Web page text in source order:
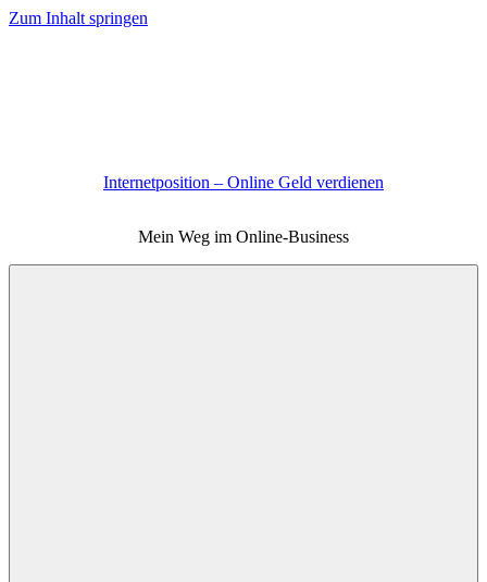
Zum Inhalt springen
Internetposition – Online Geld verdienen
Mein Weg im Online-Business